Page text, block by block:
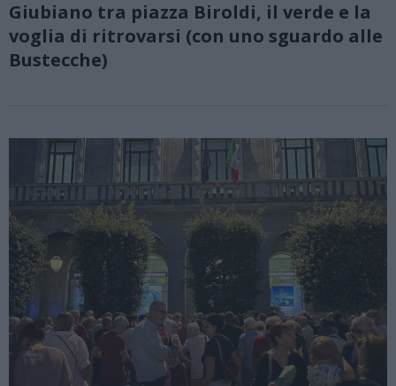
Giubiano tra piazza Biroldi, il verde e la
voglia di ritrovarsi (con uno sguardo alle
Bustecche)